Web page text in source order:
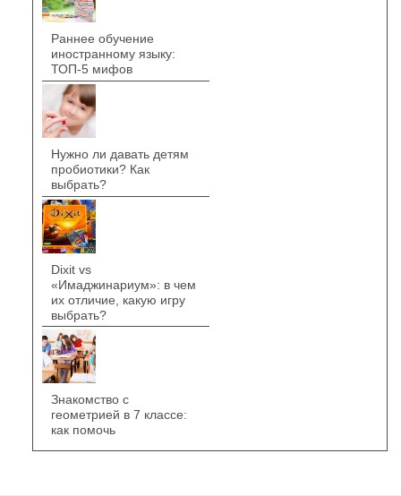
Раннее обучение
иностранному языку:
ТОП-5 мифов
Нужно ли давать детям
пробиотики? Как
выбрать?
Dixit vs
«Имаджинариум»: в чем
их отличие, какую игру
выбрать?
Знакомство с
геометрией в 7 классе:
как помочь